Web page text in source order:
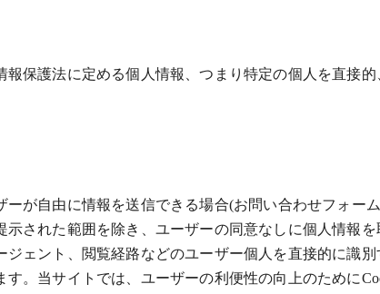
報保護法に定める個人情報、つまり特定の個人を直接
ーが自由に情報を送信できる場合(お問い合わせフォ
示された範囲を除き、ユーザーの同意なしに個人情報
ジェント、閲覧経路などのユーザー個人を直接的に識
す。当サイトでは、ユーザーの利便性の向上のために